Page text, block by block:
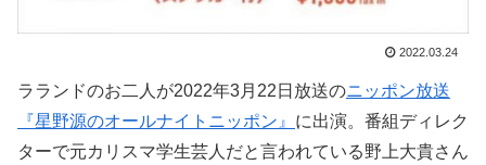
2022.03.24
ラランドのお二人が2022年3月22日放送のニッポン放送
『星野源のオールナイトニッポン』 に出演。番組ディレク
ターで元カリスマ学生芸人だと言われている野上大貴さん